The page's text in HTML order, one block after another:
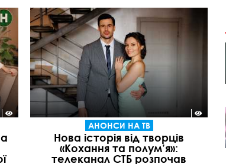
АНОНСИ НА ТВ
Нова історія від творців
«Кохання та полум’я»:
телеканал СТБ розпочав